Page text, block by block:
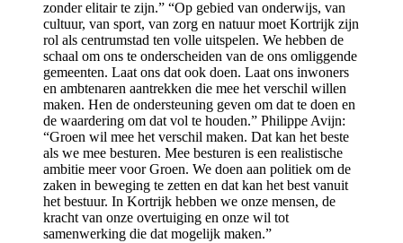
zonder elitair te zijn.” “Op gebied van onderwijs, van
cultuur, van sport, van zorg en natuur moet Kortrijk zijn
rol als centrumstad ten volle uitspelen. We hebben de
schaal om ons te onderscheiden van de ons omliggende
gemeenten. Laat ons dat ook doen. Laat ons inwoners
en ambtenaren aantrekken die mee het verschil willen
maken. Hen de ondersteuning geven om dat te doen en
de waardering om dat vol te houden.” Philippe Avijn:
“Groen wil mee het verschil maken. Dat kan het beste
als we mee besturen. Mee besturen is een realistische
ambitie meer voor Groen. We doen aan politiek om de
zaken in beweging te zetten en dat kan het best vanuit
het bestuur. In Kortrijk hebben we onze mensen, de
kracht van onze overtuiging en onze wil tot
samenwerking die dat mogelijk maken.”